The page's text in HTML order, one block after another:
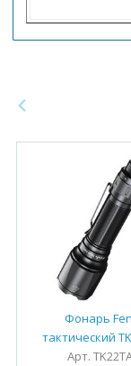
Фонарь
тактический
Арт.